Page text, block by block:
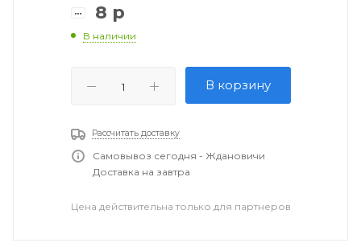
8 р
В наличии
В корзину
Рассчитать доставку
Самовывоз сегодня - Ждановичи
Доставка на завтра
Цена действительна только для партнеров